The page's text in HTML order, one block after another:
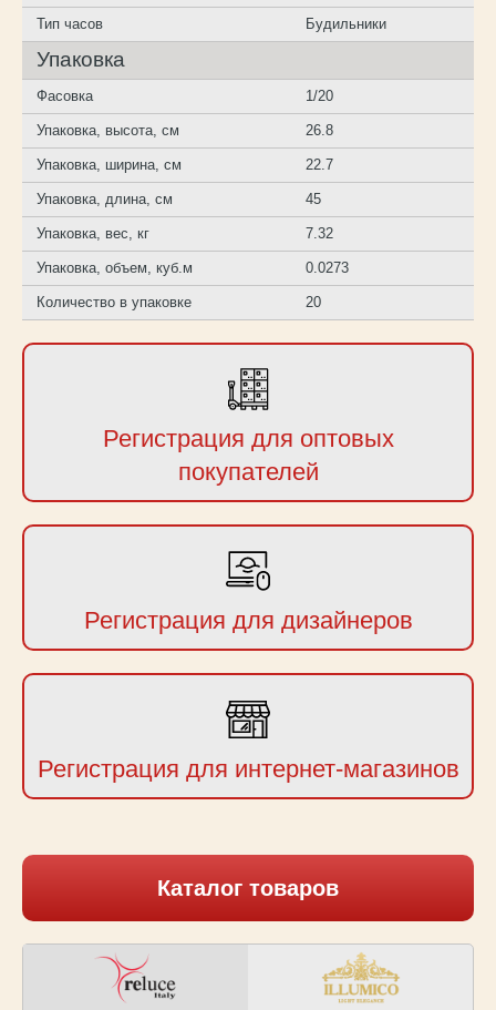
Тип часов Будильники
Упаковка
Фасовка 1/20
Упаковка, высота, см 26.8
Упаковка, ширина, см 22.7
Упаковка, длина, см 45
Упаковка, вес, кг 7.32
Упаковка, объем, куб.м 0.0273
Количество в упаковке 20
Регистрация для оптовых
покупателей
Регистрация для дизайнеров
Регистрация для интернет-магазинов
Каталог товаров